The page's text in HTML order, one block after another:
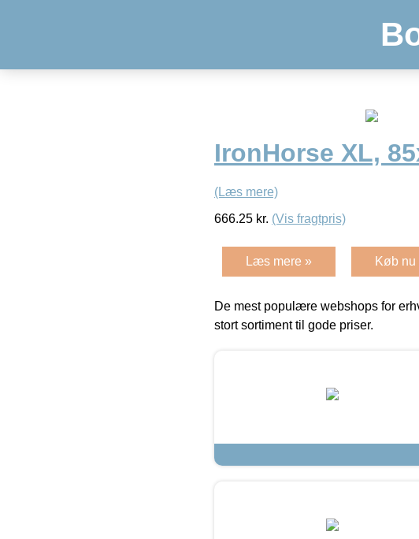
IronHorse XL,
(Læs mere)
666.25 kr. (Vis fragtpris)
Læs mere » Køb nu
De mest populære webshops for
stort sortiment til gode priser.